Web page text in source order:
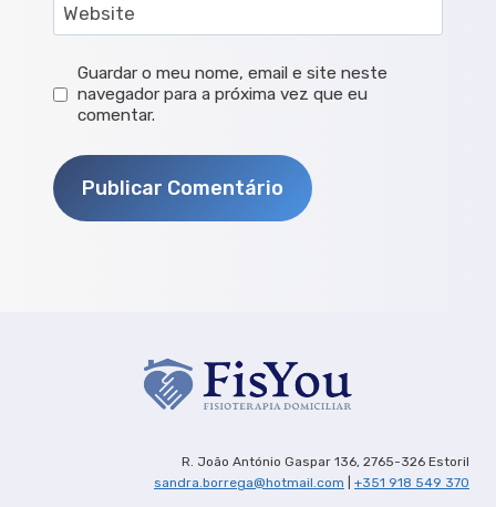
Website
Guardar o meu nome, email e site neste
navegador para a próxima vez que eu
comentar.
R. João António Gaspar 136, 2765-326 Estoril
sandra.borrega@hotmail.com
+351 918 549 370